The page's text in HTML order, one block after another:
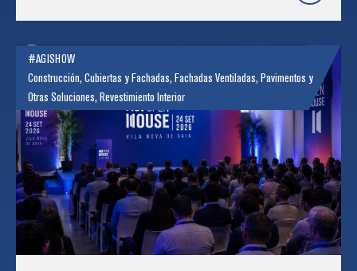
#AGISHOW
Construcción, Cubiertas y Fachadas, Fachadas Ventiladas, Pavimentos y
Otras Soluciones, Revestimiento Interior